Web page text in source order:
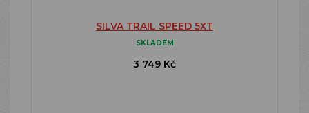
SILVA TRAIL SPEED 5XT
SKLADEM
3 749 Kč